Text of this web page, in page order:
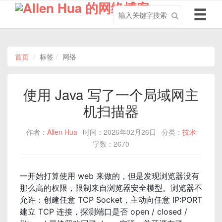
搜
索
关
导
航
切
首页
标签 网络
使用 Java 写了一个局域网主
机扫描器
作者： Allen Hua 时间：2026年02月26日 分类： 技术
字数：2670
一开始打算使用 web 来做的，但是发现浏览器没有
那么高的权限，限制来自浏览器安全模型。浏览器不
允许：创建任意 TCP Socket，主动向任意 IP:PORT
建立 TCP 连接，探测端口是否 open / closed /